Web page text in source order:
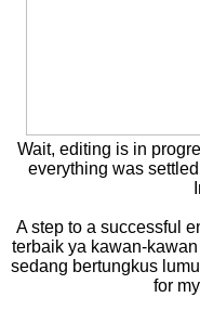
Wait, editing is in
everything was
A step to a successful
terbaik ya kawan-
sedang bertungkus
for